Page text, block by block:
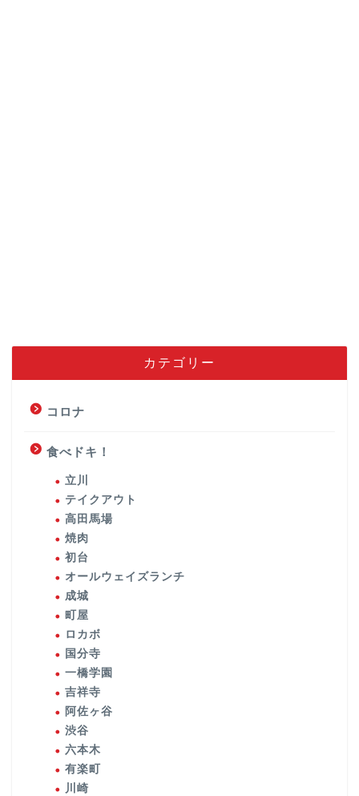
カテゴリー
コロナ
食べドキ！
立川
テイクアウト
高田馬場
焼肉
初台
オールウェイズランチ
成城
町屋
ロカボ
国分寺
一橋学園
吉祥寺
阿佐ヶ谷
渋谷
六本木
有楽町
川崎